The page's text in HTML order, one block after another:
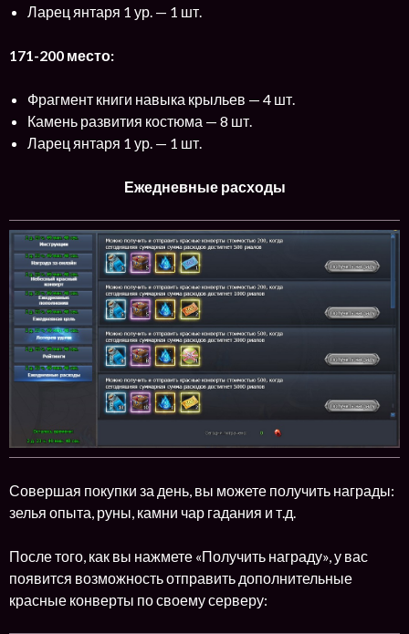
Ларец янтаря 1 ур. — 1 шт.
171-200 место:
Фрагмент книги навыка крыльев — 4 шт.
Камень развития костюма — 8 шт.
Ларец янтаря 1 ур. — 1 шт.
Ежедневные расходы
Совершая покупки за день, вы можете получить награды:
зелья опыта, руны, камни чар гадания и т.д.
После того, как вы нажмете «Получить награду», у вас
появится возможность отправить дополнительные
красные конверты по своему серверу: